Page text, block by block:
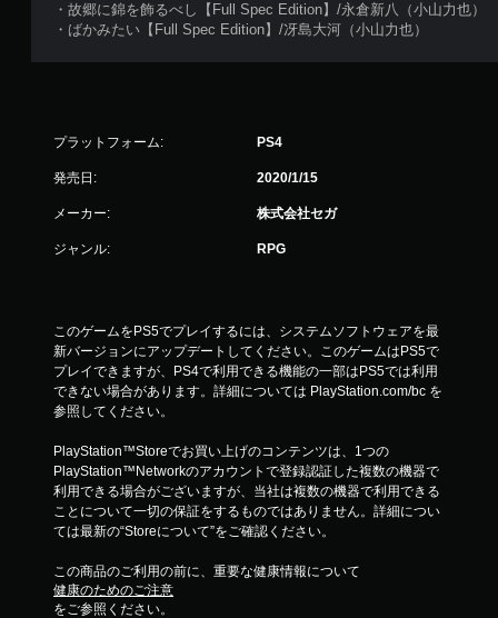
・故郷に錦を飾るべし【Full Spec Edition】/永倉新八（小山力也）
・ばかみたい【Full Spec Edition】/冴島大河（小山力也）
プラットフォーム: PS4
発売日: 2020/1/15
メーカー: 株式会社セガ
ジャンル: RPG
このゲームをPS5でプレイするには、システムソフトウェアを最
新バージョンにアップデートしてください。このゲームはPS5で
プレイできますが、PS4で利用できる機能の一部はPS5では利用
できない場合があります。詳細については PlayStation.com/bc を
参照してください。
PlayStation™Storeでお買い上げのコンテンツは、1つの
PlayStation™Networkのアカウントで登録認証した複数の機器で
利用できる場合がございますが、当社は複数の機器で利用できる
ことについて一切の保証をするものではありません。詳細につい
ては最新の“Storeについて”をご確認ください。
この商品のご利用の前に、重要な健康情報について
健康のためのご注意
をご参照ください。